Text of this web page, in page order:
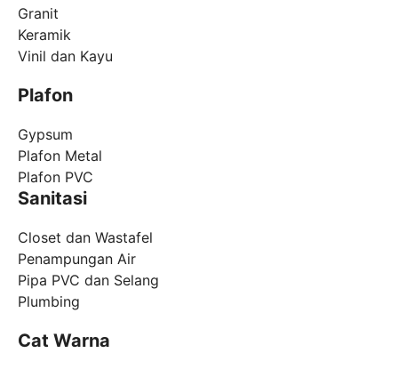
Granit
Keramik
Vinil dan Kayu
Plafon
Gypsum
Plafon Metal
Plafon PVC
Sanitasi
Closet dan Wastafel
Penampungan Air
Pipa PVC dan Selang
Plumbing
Cat Warna